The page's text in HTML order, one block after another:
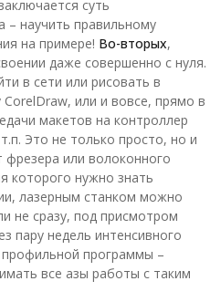
суть
– научить правильному
на примере! Во-вторых,
даже совершенно с нуля.
в сети или рисовать в
или и вовсе, прямо в
макетов на контроллер
Это не только просто, но и
фрезера или волоконного
которого нужно знать
лазерным станком можно
не сразу, под присмотром
пару недель интенсивного
программы –
все азы работы с таким